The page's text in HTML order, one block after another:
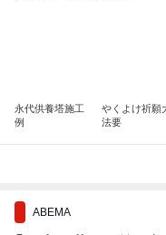
永代供養塔施工
例
やくよけ祈願
法要
ABEMA